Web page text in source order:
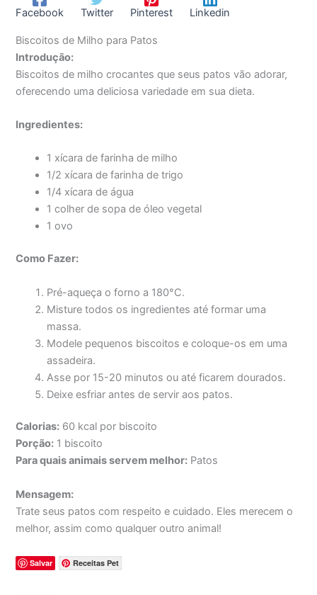
Facebook Twitter Pinterest Linkedin
Biscoitos de Milho para Patos
Introdução:
Biscoitos de milho crocantes que seus patos vão adorar,
oferecendo uma deliciosa variedade em sua dieta.
Ingredientes:
1 xícara de farinha de milho
1/2 xícara de farinha de trigo
1/4 xícara de água
1 colher de sopa de óleo vegetal
1 ovo
Como Fazer:
Pré-aqueça o forno a 180°C.
Misture todos os ingredientes até formar uma
massa.
Modele pequenos biscoitos e coloque-os em uma
assadeira.
Asse por 15-20 minutos ou até ficarem dourados.
Deixe esfriar antes de servir aos patos.
Calorias: 60 kcal por biscoito
Porção: 1 biscoito
Para quais animais servem melhor: Patos
Mensagem:
Trate seus patos com respeito e cuidado. Eles merecem o
melhor, assim como qualquer outro animal!
Salvar Receitas Pet